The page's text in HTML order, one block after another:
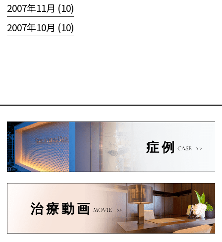
2007年11月 (10)
2007年10月 (10)
症例 CASE
治療動画 MOVIE